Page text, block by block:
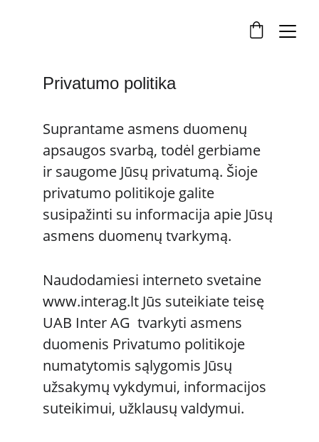
Privatumo politika
Suprantame asmens duomenų
apsaugos svarbą, todėl gerbiame
ir saugome Jūsų privatumą. Šioje
privatumo politikoje galite
susipažinti su informacija apie Jūsų
asmens duomenų tvarkymą.
Naudodamiesi interneto svetaine
www.interag.lt Jūs suteikiate teisę
UAB Inter AG  tvarkyti asmens
duomenis Privatumo politikoje
numatytomis sąlygomis Jūsų
užsakymų vykdymui, informacijos
suteikimui, užklausų valdymui.